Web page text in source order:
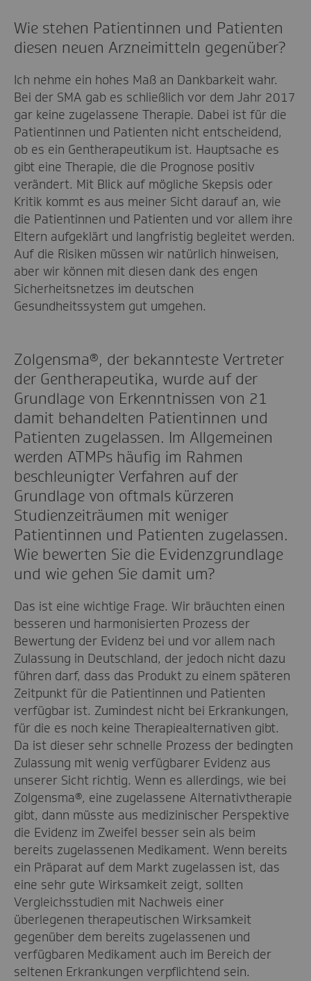
Wie stehen Patientinnen und Patienten
diesen neuen Arzneimitteln gegenüber?
Ich nehme ein hohes Maß an Dankbarkeit wahr.
Bei der SMA gab es schließlich vor dem Jahr 2017
gar keine zugelassene Therapie. Dabei ist für die
Patientinnen und Patienten nicht entscheidend,
ob es ein Gentherapeutikum ist. Hauptsache es
gibt eine Therapie, die die Prognose positiv
verändert. Mit Blick auf mögliche Skepsis oder
Kritik kommt es aus meiner Sicht darauf an, wie
die Patientinnen und Patienten und vor allem ihre
Eltern aufgeklärt und langfristig begleitet werden.
Auf die Risiken müssen wir natürlich hinweisen,
aber wir können mit diesen dank des engen
Sicherheitsnetzes im deutschen
Gesundheitssystem gut umgehen.
Zolgensma®, der bekannteste Vertreter
der Gentherapeutika, wurde auf der
Grundlage von Erkenntnissen von 21
damit behandelten Patientinnen und
Patienten zugelassen. Im Allgemeinen
werden ATMPs häufig im Rahmen
beschleunigter Verfahren auf der
Grundlage von oftmals kürzeren
Studienzeiträumen mit weniger
Patientinnen und Patienten zugelassen.
Wie bewerten Sie die Evidenzgrundlage
und wie gehen Sie damit um?
Das ist eine wichtige Frage. Wir bräuchten einen
besseren und harmonisierten Prozess der
Bewertung der Evidenz bei und vor allem nach
Zulassung in Deutschland, der jedoch nicht dazu
führen darf, dass das Produkt zu einem späteren
Zeitpunkt für die Patientinnen und Patienten
verfügbar ist. Zumindest nicht bei Erkrankungen,
für die es noch keine Therapiealternativen gibt.
Da ist dieser sehr schnelle Prozess der bedingten
Zulassung mit wenig verfügbarer Evidenz aus
unserer Sicht richtig. Wenn es allerdings, wie bei
Zolgensma®, eine zugelassene Alternativtherapie
gibt, dann müsste aus medizinischer Perspektive
die Evidenz im Zweifel besser sein als beim
bereits zugelassenen Medikament. Wenn bereits
ein Präparat auf dem Markt zugelassen ist, das
eine sehr gute Wirksamkeit zeigt, sollten
Vergleichsstudien mit Nachweis einer
überlegenen therapeutischen Wirksamkeit
gegenüber dem bereits zugelassenen und
verfügbaren Medikament auch im Bereich der
seltenen Erkrankungen verpflichtend sein.